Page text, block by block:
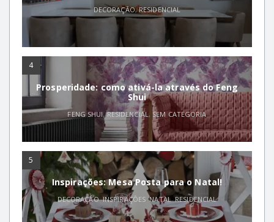
DECORAÇÃO,RESIDENCIAL
4
Prosperidade: como ativá-la através do Feng
Shui
FENG SHUI,RESIDENCIAL ,SEM CATEGORIA
5
Inspirações: Mesa Posta para o Natal!
DECORAÇÃO,INSPIRAÇÕES ,NATAL,RESIDENCIAL